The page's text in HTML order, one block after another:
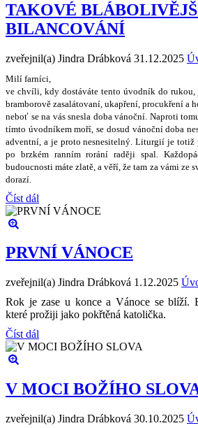
TAKOVÉ
BILANCOVÁNÍ
zveřejnil(a) Jindra Drábková 31.12.2025
Milí farníci,
ve chvíli, kdy dostáváte tento úvodník do rukou,
bramborově zasalátovaní, ukapření, procukření a
neboť se na vás snesla doba vánoční. Naproti
tímto úvodníkem moří, se dosud vánoční doba
adventní, a je proto nesnesitelný . Liturgií je totiž
po brzkém ranním rorání raději spal. Kaž
budoucnosti máte zlatě , a věří,že tam za vámi ze
dorazí.
Číst dál
PRVNÍ VÁNOCE
zveřejnil(a) Jindra Drábková 1.12.2025
Rok je zase u konce a Vánoce se blíží.
které prožiji jako pokřtěná katolička.
Číst dál
V MOCI BOŽÍHO
zveřejnil(a) Jindra Drábková 30.10.2025